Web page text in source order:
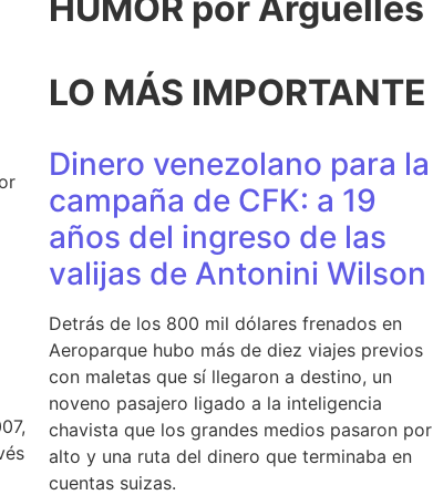
LO MÁS IMPORTANTE
Dinero venezolano para la
campaña de CFK: a 19
años del ingreso de las
valijas de Antonini Wilson
Detrás de los 800 mil dólares frenados en
Aeroparque hubo más de diez viajes previos
con maletas que sí llegaron a destino, un
noveno pasajero ligado a la inteligencia
chavista que los grandes medios pasaron por
alto y una ruta del dinero que terminaba en
cuentas suizas.